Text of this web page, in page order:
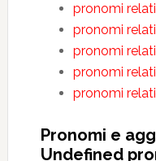
pronomi
pronomi
pronomi
pronomi
pronomi
Pronomi e
Undefined